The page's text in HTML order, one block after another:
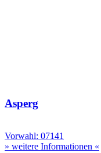
Asperg
Vorwahl: 07141
» weitere Informationen «